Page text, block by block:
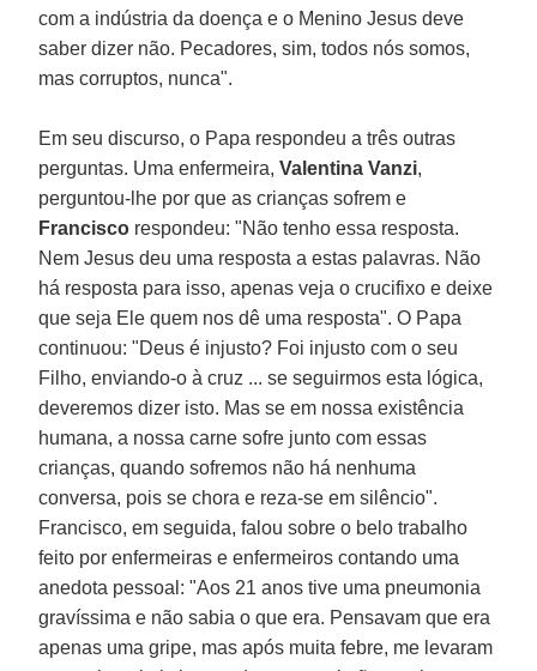
com a indústria da doença e o Menino Jesus deve
saber dizer não. Pecadores, sim, todos nós somos,
mas corruptos, nunca".
Em seu discurso, o Papa respondeu a três outras
perguntas. Uma enfermeira,Valentina Vanzi,
perguntou-lhe por que as crianças sofrem e
Francisco respondeu: "Não tenho essa resposta.
Nem Jesus deu uma resposta a estas palavras. Não
há resposta para isso, apenas veja o crucifixo e deixe
que seja Ele quem nos dê uma resposta". O Papa
continuou: "Deus é injusto? Foi injusto com o seu
Filho, enviando-o à cruz ... se seguirmos esta lógica,
deveremos dizer isto. Mas se em nossa existência
humana, a nossa carne sofre junto com essas
crianças, quando sofremos não há nenhuma
conversa, pois se chora e reza-se em silêncio".
Francisco, em seguida, falou sobre o belo trabalho
feito por enfermeiras e enfermeiros contando uma
anedota pessoal: "Aos 21 anos tive uma pneumonia
gravíssima e não sabia o que era. Pensavam que era
apenas uma gripe, mas após muita febre, me levaram